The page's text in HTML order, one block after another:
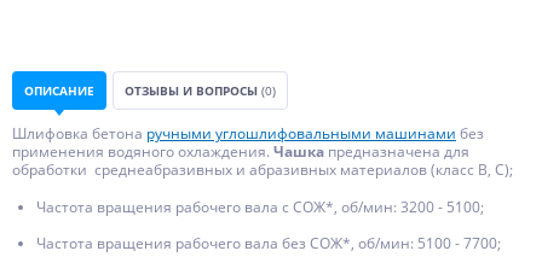
ОПИСАНИЕ ОТЗЫВЫ И ВОПРОСЫ (0)
Шлифовка бетона ручными углошлифовальными машинами без
применения водяного охлаждения. Чашка предназначена для
обработки среднеабразивных и абразивных материалов (класс В, С);
Частота вращения рабочего вала с СОЖ*, об/мин: 3200 - 5100;
Частота вращения рабочего вала без СОЖ*, об/мин: 5100 - 7700;